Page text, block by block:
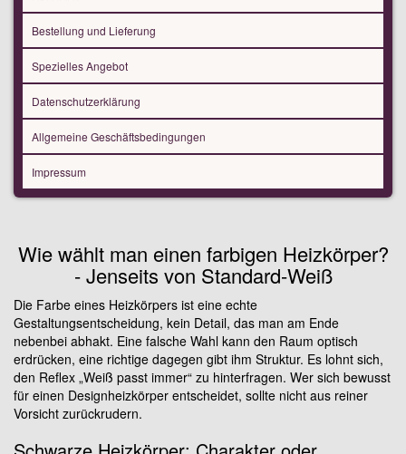
Bestellung und Lieferung
Spezielles Angebot
Datenschutzerklärung
Allgemeine Geschäftsbedingungen
Impressum
Wie wählt man einen farbigen Heizkörper?
- Jenseits von Standard-Weiß
Die Farbe eines Heizkörpers ist eine echte
Gestaltungsentscheidung, kein Detail, das man am Ende
nebenbei abhakt. Eine falsche Wahl kann den Raum optisch
erdrücken, eine richtige dagegen gibt ihm Struktur. Es lohnt sich,
den Reflex „Weiß passt immer“ zu hinterfragen. Wer sich bewusst
für einen Designheizkörper entscheidet, sollte nicht aus reiner
Vorsicht zurückrudern.